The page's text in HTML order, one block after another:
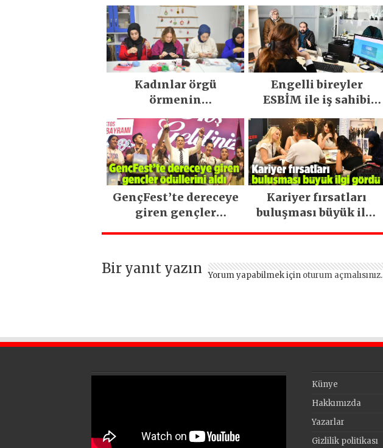
Kadınlar örgü
örmenin
inceliklerini
öğreniyor
Engelli bireyler
ESBİM ile iş sahibi
oluyor
GençFest’te dereceye
giren gençler
Kariyer fırsatları
buluşması büyük ilgi
Bir yanıt yazın Yorum yapabilmek için oturum açmalısınız.
Künye
Hakkımızda
Yazarlar
Gizlilik politikası